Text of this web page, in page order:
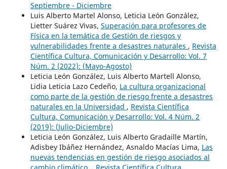
Septiembre - Diciembre
Luis Alberto Martel Alonso, Leticia León González,
Lietter Suárez Vivas, Superación para profesores de
Física en la temática de Gestión de riesgos y
vulnerabilidades frente a desastres naturales , Revista
Científica Cultura, Comunicación y Desarrollo: Vol. 7
Núm. 2 (2022): (Mayo-Agosto)
Leticia León González, Luis Alberto Martell Alonso,
Lidia Leticia Lazo Cedeño, La cultura organizacional
como parte de la gestión de riesgo frente a desastres
naturales en la Universidad , Revista Científica
Cultura, Comunicación y Desarrollo: Vol. 4 Núm. 2
(2019): (Julio-Diciembre)
Leticia León González, Luis Alberto Gradaille Martín,
Adisbey Ibáñez Hernández, Asnaldo Macías Lima, Las
nuevas tendencias en gestión de riesgo asociados al
cambio climático. , Revista Científica Cultura,